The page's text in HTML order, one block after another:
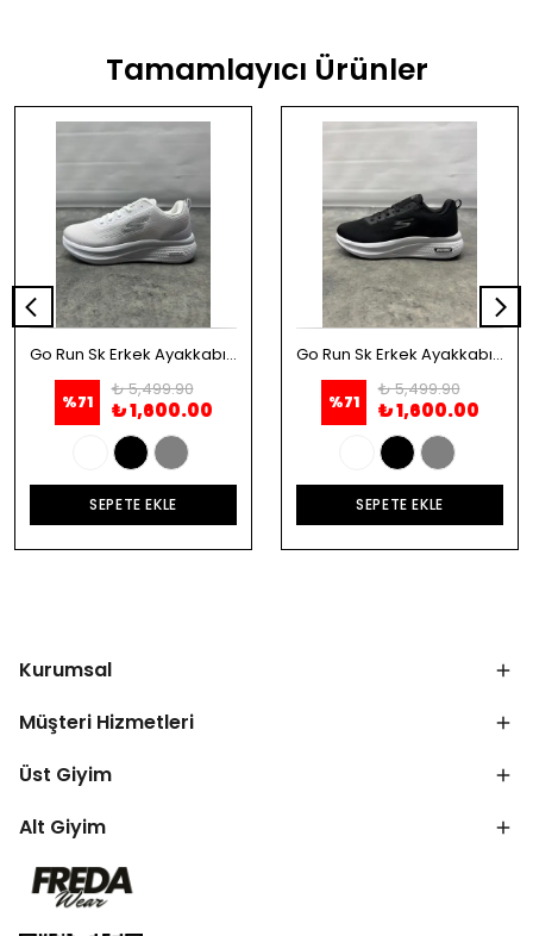
Tamamlayıcı Ürünler
Go Run Sk Erkek Ayakkabı - Beyaz
%71
₺ 5,499.90
₺ 1,600.00
SEPETE EKLE
Go Run Sk Erkek Ayakkabı - Siyah
%71
₺ 5,499.90
₺ 1,600.00
SEPETE EKLE
Kurumsal
Müşteri Hizmetleri
Üst Giyim
Alt Giyim